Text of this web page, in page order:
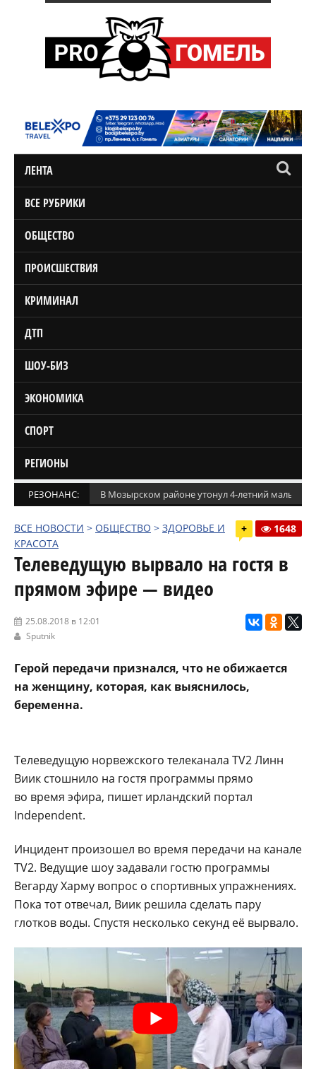
ЛЕНТА
ВСЕ РУБРИКИ
ОБЩЕСТВО
ПРОИСШЕСТВИЯ
КРИМИНАЛ
ДТП
ШОУ-БИЗ
ЭКОНОМИКА
СПОРТ
РЕГИОНЫ
РЕЗОНАНС: В Мозырском районе утонул 4-летний мальчик
ВСЕ НОВОСТИ > ОБЩЕСТВО > ЗДОРОВЬЕ И
КРАСОТА
+ 1648
Телеведущую вырвало на гостя в
прямом эфире — видео
25.08.2018 в 12:01
Sputnik
Герой передачи признался, что не обижается
на женщину, которая, как выяснилось,
беременна.
Телеведущую норвежского телеканала TV2 Линн
Виик стошнило на гостя программы прямо
во время эфира, пишет ирландский портал
Independent.
Инцидент произошел во время передачи на канале
TV2. Ведущие шоу задавали гостю программы
Вегарду Харму вопрос о спортивных упражнениях.
Пока тот отвечал, Виик решила сделать пару
глотков воды. Спустя несколько секунд её вырвало.